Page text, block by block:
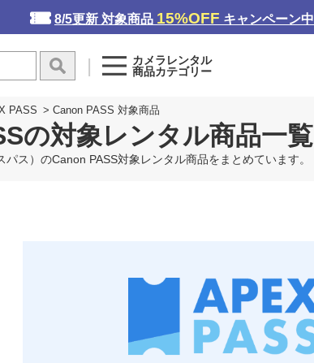
8/5更新 対象商品 15%OFF キャンペーン中
カメラレンタル
商品カテゴリー
PASS > Canon PASS 対象商品
の対象レンタル商品一覧
パス）のCanon PASS対象レンタル商品をまとめています。